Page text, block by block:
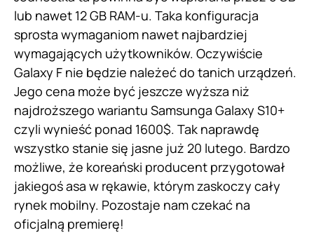
lub nawet 12 GB RAM-u. Taka konfiguracja
sprosta wymaganiom nawet najbardziej
wymagających użytkowników. Oczywiście
Galaxy F nie będzie należeć do tanich urządzeń.
Jego cena może być jeszcze wyższa niż
najdroższego wariantu Samsunga Galaxy S10+
czyli wynieść ponad 1600$. Tak naprawdę
wszystko stanie się jasne już 20 lutego. Bardzo
możliwe, że koreański producent przygotował
jakiegoś asa w rękawie, którym zaskoczy cały
rynek mobilny. Pozostaje nam czekać na
oficjalną premierę!